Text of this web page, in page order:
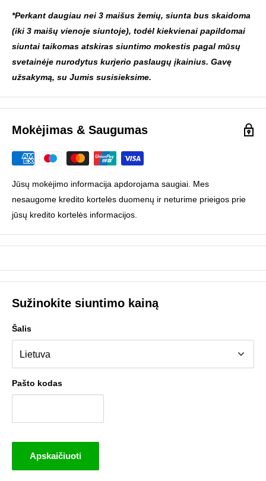
*Perkant daugiau nei 3 maišus žemių, siunta bus skaidoma
(iki 3 maišų vienoje siuntoje), todėl kiekvienai papildomai
siuntai taikomas atskiras siuntimo mokestis pagal mūsų
svetainėje nurodytus kurjerio paslaugų įkainius. Gavę
užsakymą, su Jumis susisieksime.
Mokėjimas & Saugumas
Jūsų mokėjimo informacija apdorojama saugiai. Mes
nesaugome kredito kortelės duomenų ir neturime prieigos prie
jūsų kredito kortelės informacijos.
Sužinokite siuntimo kainą
Šalis
Pašto kodas
Apskaičiuoti